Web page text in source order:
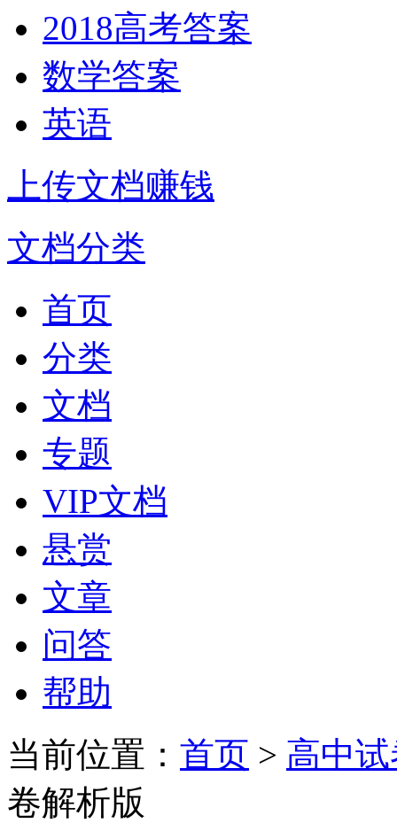
2018高考答案
数学答案
英语
上传文档赚钱
文档分类
首页
分类
文档
专题
VIP文档
悬赏
文章
问答
帮助
当前位置： 首页 > 高中
卷解析版